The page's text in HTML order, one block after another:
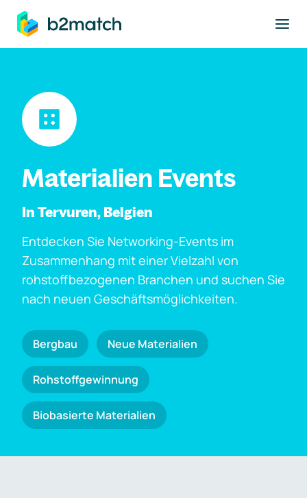
springen
Materialien Events
In Tervuren, Belgien
Entdecken Sie Networking-Events im
Zusammenhang mit einer Vielzahl von
rohstoffbezogenen Branchen und suchen Sie
nach neuen Geschäftsmöglichkeiten.
Bergbau Neue Materialien
Rohstoffgewinnung
Biobasierte Materialien